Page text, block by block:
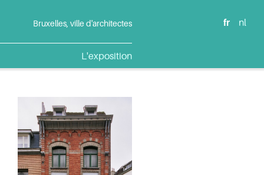
Bruxelles, ville d'architectes
L'exposition
fr nl